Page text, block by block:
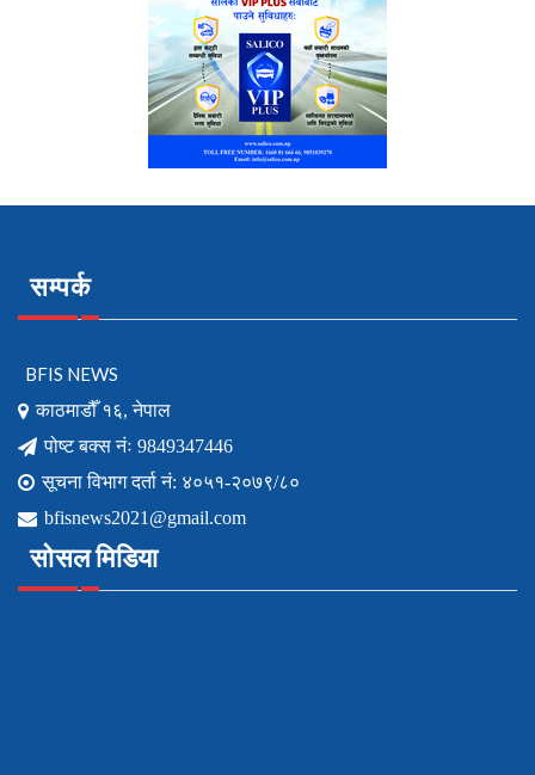
सम्पर्क
BFIS NEWS
काठमाडौँ १६, नेपाल
पोष्ट बक्स नंः 9849347446
सूचना विभाग दर्ता नं: ४०५१-२०७९/८०
bfisnews2021@gmail.com
सोसल मिडिया